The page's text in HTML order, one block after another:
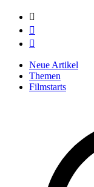



Neue Artikel
Themen
Filmstarts